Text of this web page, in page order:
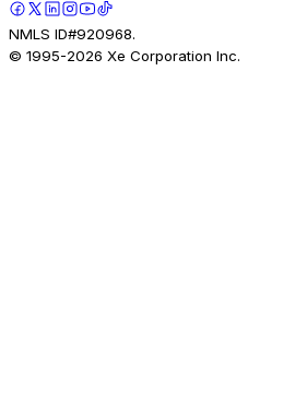
NMLS ID#920968.
© 1995-2026 Xe Corporation Inc.